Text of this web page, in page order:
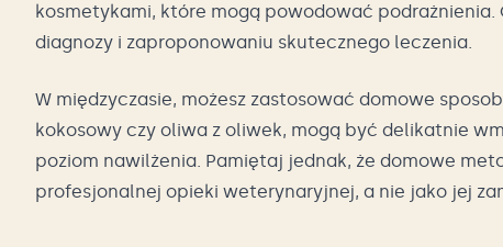
kosmetykami, które mogą powodować
diagnozy i zaproponowaniu skutecznego leczenia.
W międzyczasie, możesz zastosować domowe
kokosowy czy oliwa z oliwek, mogą być delikatnie
poziom nawilżenia. Pamiętaj jednak, że domowe
profesjonalnej opieki weterynaryjnej, a nie jako jej